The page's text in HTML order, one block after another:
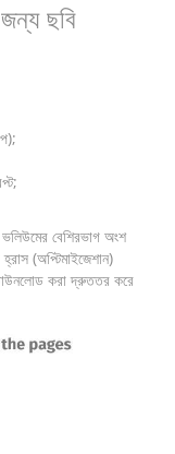
ছবি
বেশিরভাগ অংশ
(অপ্টিমাইজেশান)
করা দ্রুততর করে